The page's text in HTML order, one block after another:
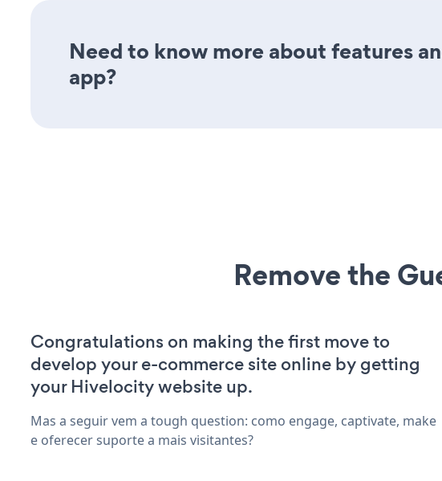
Need to know more about features
app?
Remove the
Congratulations on making the first move to
develop your e-commerce site online by getting
your Hivelocity website up.
Mas a seguir vem a tough question: como engage, captivate, make
e oferecer suporte a mais visitantes?